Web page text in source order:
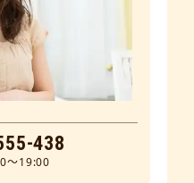
438
～19:00